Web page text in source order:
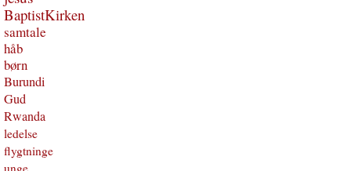
BaptistKirken
samtale
håb
børn
Burundi
Gud
Rwanda
ledelse
flygtninge
unge